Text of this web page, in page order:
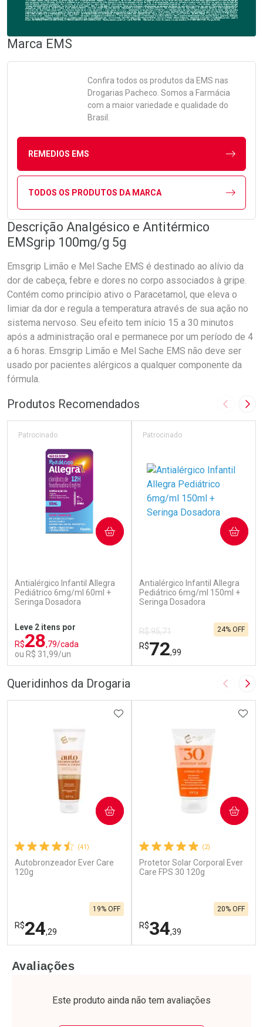
Marca EMS
Confira todos os produtos da EMS nas
Drogarias Pacheco. Somos a Farmácia
com a maior variedade e qualidade do
Brasil.
REMEDIOS EMS
TODOS OS PRODUTOS DA MARCA
Descrição Analgésico e Antitérmico
EMSgrip 100mg/g 5g
Emsgrip Limão e Mel Sache EMS é destinado ao alívio da
dor de cabeça, febre e dores no corpo associados à gripe.
Contém como princípio ativo o Paracetamol, que eleva o
limiar da dor e regula a temperatura através de sua ação no
sistema nervoso. Seu efeito tem início 15 a 30 minutos
após a administração oral e permanece por um período de 4
a 6 horas. Emsgrip Limão e Mel Sache EMS não deve ser
usado por pacientes alérgicos a qualquer componente da
fórmula.
Produtos Recomendados Imagem
Antialérgico Infantil Allegra
Pediátrico 6mg/ml 60ml +
Seringa Dosadora
Patrocinado
Leve 2 itens por
R$28,79/cada
ou R$ 31,99/un
COMPRAR
Ativar Desconto
Antialérgico Infantil Allegra
Pediátrico 6mg/ml 150ml +
Seringa Dosadora
Patrocinado
R$ 95,71
R$72,99
24% OFF
COMPRAR
Ativar Desconto
Queridinhos da Drogaria Imagem
(41)
Autobronzeador Ever Care
120g
R$24,29
19% OFF
ADICIONAR AOS FAVORITOS
COMPRAR
Laboratório
Por Menos
(2)
Protetor Solar Corporal Ever
Care FPS 30 120g
R$34,39
20% OFF
COMPRAR
Laboratório
Por Menos
Avaliações
Este produto ainda não tem avaliações